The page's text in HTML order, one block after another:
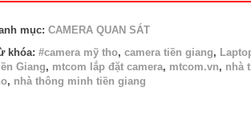
mục: CAMERA QUAN SÁT
khóa: #camera mỹ tho, camera tiền giang,
Giang, mtcom lắp đặt camera, mtcom.vn, nhà
, nhà thông minh tiền giang